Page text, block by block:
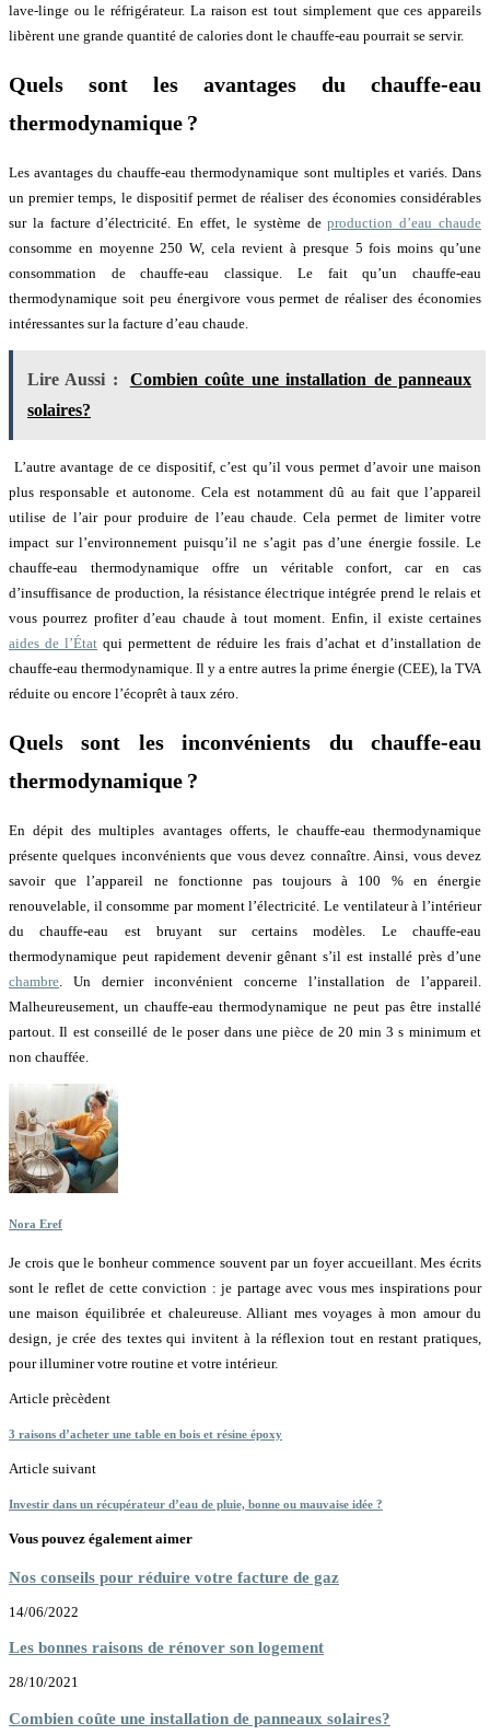
lave-linge ou le réfrigérateur. La raison est tout simplement que ces appareils
libèrent une grande quantité de calories dont le chauffe-eau pourrait se servir.
Quels sont les avantages du chauffe-eau
thermodynamique ?
Les avantages du chauffe-eau thermodynamique sont multiples et variés. Dans
un premier temps, le dispositif permet de réaliser des économies considérables
sur la facture d’électricité. En effet, le système deproduction d’eau chaude
consomme en moyenne 250 W, cela revient à presque 5 fois moins qu’une
consommation de chauffe-eau classique. Le fait qu’un chauffe-eau
thermodynamique soit peu énergivore vous permet de réaliser des économies
intéressantes sur la facture d’eau chaude.
Lire Aussi :
Combien coûte une installation de panneaux
solaires?
L’autre avantage de ce dispositif, c’est qu’il vous permet d’avoir une maison
plus responsable et autonome. Cela est notamment dû au fait que l’appareil
utilise de l’air pour produire de l’eau chaude. Cela permet de limiter votre
impact sur l’environnement puisqu’il ne s’agit pas d’une énergie fossile. Le
chauffe-eau thermodynamique offre un véritable confort, car en cas
d’insuffisance de production, la résistance électrique intégrée prend le relais et
vous pourrez profiter d’eau chaude à tout moment. Enfin, il existe certaines
aides de l’État qui permettent de réduire les frais d’achat et d’installation de
chauffe-eau thermodynamique. Il y a entre autres la prime énergie (CEE), la TVA
réduite ou encore l’écoprêt à taux zéro.
Quels sont les inconvénients du chauffe-eau
thermodynamique ?
En dépit des multiples avantages offerts, le chauffe-eau thermodynamique
présente quelques inconvénients que vous devez connaître. Ainsi, vous devez
savoir que l’appareil ne fonctionne pas toujours à 100 % en énergie
renouvelable, il consomme par moment l’électricité. Le ventilateur à l’intérieur
du chauffe-eau est bruyant sur certains modèles. Le chauffe-eau
thermodynamique peut rapidement devenir gênant s’il est installé près d’une
chambre. Un dernier inconvénient concerne l’installation de l’appareil.
Malheureusement, un chauffe-eau thermodynamique ne peut pas être installé
partout. Il est conseillé de le poser dans une pièce de 20 min 3 s minimum et
non chauffée.
Nora Eref
Je crois que le bonheur commence souvent par un foyer accueillant. Mes écrits
sont le reflet de cette conviction : je partage avec vous mes inspirations pour
une maison équilibrée et chaleureuse. Alliant mes voyages à mon amour du
design, je crée des textes qui invitent à la réflexion tout en restant pratiques,
pour illuminer votre routine et votre intérieur.
Article prècèdent
3 raisons d’acheter une table en bois et résine époxy
Article suivant
Investir dans un récupérateur d’eau de pluie, bonne ou mauvaise idée ?
Vous pouvez également aimer
Nos conseils pour réduire votre facture de gaz
14/06/2022
Les bonnes raisons de rénover son logement
28/10/2021
Combien coûte une installation de panneaux solaires?